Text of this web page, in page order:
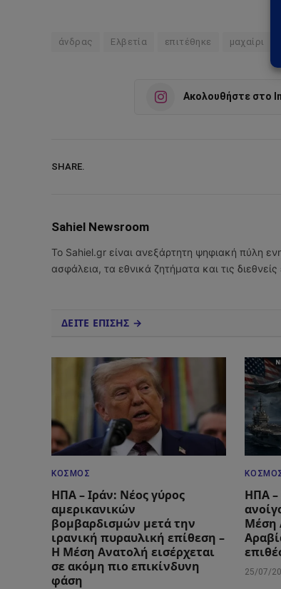
άνδρας Ελβετία επιτέθηκε μαχαίρι
Ακολουθήστε στο
SHARE.
Sahiel Newsroom
Το Sahiel.gr είναι ανεξάρτητη ψηφιακή πύλη
ασφάλεια, τα εθνικά ζητήματα και τις
ΔΕΙΤΕ ΕΠΙΣΗΣ →
ΚΌΣΜΟΣ
ΗΠΑ – Ιράν: Νέος γύρος
αμερικανικών
βομβαρδισμών μετά την
ιρανική πυραυλική επίθεση –
Η Μέση Ανατολή εισέρχεται
σε ακόμη πιο επικίνδυνη
φάση
ΗΠΑ –
Μέση
25/07/